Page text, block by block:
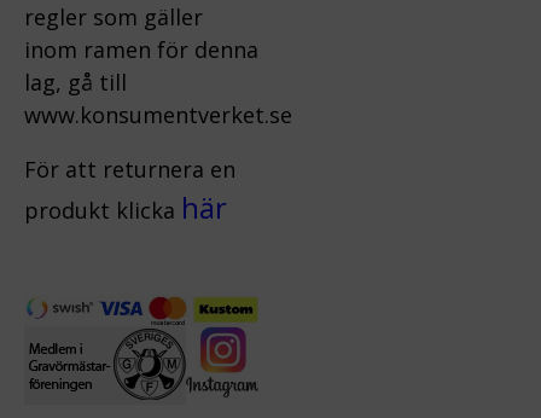
regler som gäller
inom ramen för denna
lag, gå till
www.konsumentverket.se
För att returnera en
produkt klicka här